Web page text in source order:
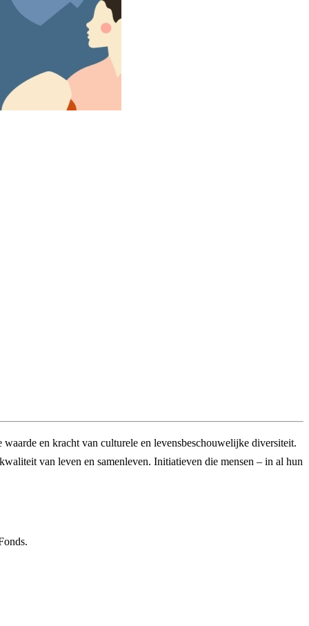
en kracht van culturele en levensbeschouwelijke diversiteit.
van leven en samenleven. Initiatieven die mensen – in al hun